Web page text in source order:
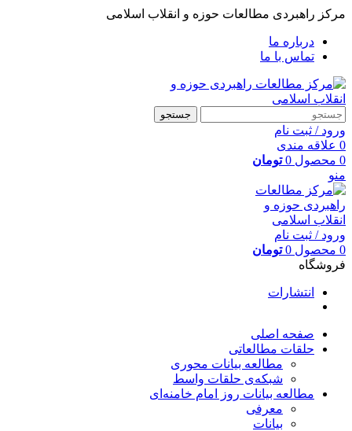
مرکز راهبردی مطالعات حوزه و انقلاب اسلامی
درباره ما
تماس با ما
جستجو
ورود / ثبت نام
0 علاقه مندی
0 محصول 0 تومان
منو
ورود / ثبت نام
0 محصول 0 تومان
فروشگاه
انتشارات
صفحه اصلی
حلقات مطالعاتی
مطالعه بیانات محوری
شبکه‌ی حلقات واسط
مطالعه بیانات روز امام خامنه‌ای
معرفی
بیانات